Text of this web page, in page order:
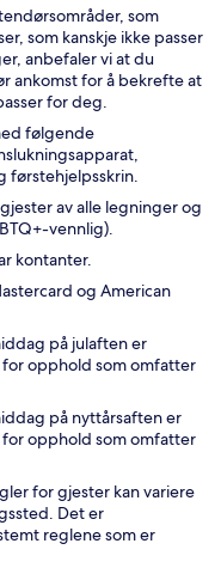
som
som kanskje ikke passer
anbefaler vi at du
ankomst for å bekrefte at
for deg.
følgende
førstehjelpsskrin.
av alle legninger og
vennlig).
kontanter.
og American
på julaften er
for opphold som omfatter
på nyttårsaften er
for opphold som omfatter
for gjester kan variere
Det er
reglene som er